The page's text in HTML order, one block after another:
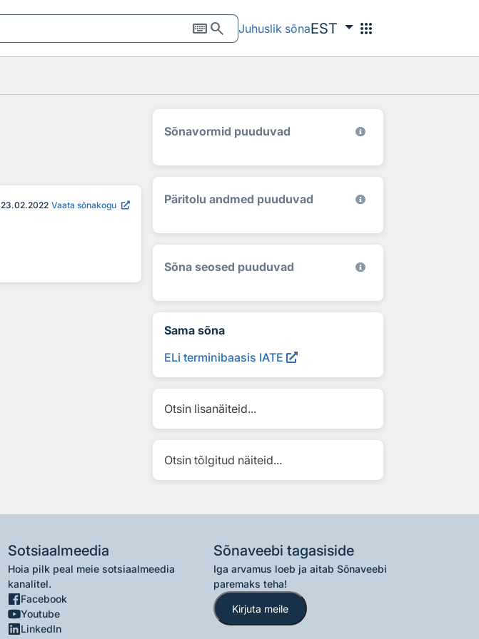
keyboardsearch Juhuslik sõnaEST apps
23.02.2022 Vaata sõnakogu
Sõnavormid puuduvad
Päritolu andmed puuduvad
Sõna seosed puuduvad
Sama sõna
ELi terminibaasis IATE
Otsin lisanäiteid...
Otsin tõlgitud näiteid...
Sotsiaalmeedia
Hoia pilk peal meie sotsiaalmeedia
kanalitel.
Facebook
Youtube
LinkedIn
Sõnaveebi tagasiside
Iga arvamus loeb ja aitab Sõnaveebi
paremaks teha!
Kirjuta meile